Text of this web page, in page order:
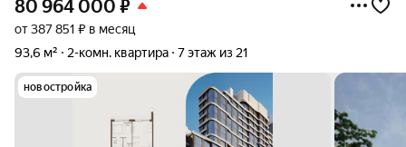
80 964 000 ₽
от 387 851 ₽ в месяц
93,6 м²
2-комн. квартира 7 этаж из 21
новостройка